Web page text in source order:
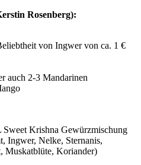
Rosenberg):
von Ingwer von ca. 1 €
auch 2-3 Mandarinen
Krishna Gewürzmischung
Ingwer, Nelke, Sternanis,
Muskatblüte, Koriander)